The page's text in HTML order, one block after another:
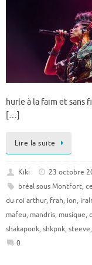
hurle à la faim et sans
[…]
Lire la suite
Kiki 23 octobre
bréal sous Montfort,
du roi arthur, frah, ion,
mafeu, mandris, musique,
shakaponk, shkpnk, steeve,
0